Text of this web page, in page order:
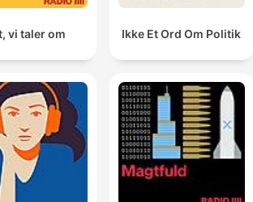
vi taler om Ikke Et Ord Om Politik